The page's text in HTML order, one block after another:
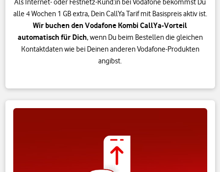
Als Internet- oder Festnetz-Kund:in bei Vodafone bekommst Du
alle 4 Wochen 1 GB extra, Dein CallYa Tarif mit Basispreis aktiv ist.
Wir buchen den Vodafone Kombi CallYa-Vorteil
automatisch für Dich, wenn Du beim Bestellen die gleichen
Kontaktdaten wie bei Deinen anderen Vodafone-Produkten
angibst.